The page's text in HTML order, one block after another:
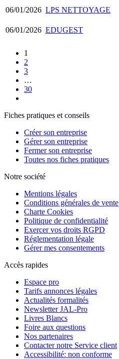
06/01/2026 LPS NETTOYAGE
06/01/2026 EDUGEST
1
2
3
…
30
Fiches pratiques et conseils
Créer son entreprise
Gérer son entreprise
Fermer son entreprise
Toutes nos fiches pratiques
Notre société
Mentions légales
Conditions générales de vente
Charte Cookies
Politique de confidentialité
Exercer vos droits RGPD
Réglementation légale
Gérer mes consentements
Accès rapides
Espace pro
Tarifs annonces légales
Actualités formalités
Newsletter JAL-Pro
Livres Blancs
Foire aux questions
Nos partenaires
Contacter notre Service client
Accessibilité: non conforme